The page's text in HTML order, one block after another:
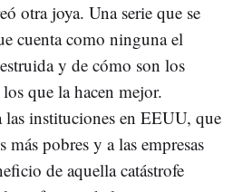
otra joya. Una serie que se
cuenta como ninguna el
y de cómo son los
que la hacen mejor.
las instituciones en EEUU, que
más pobres y a las empresas
de aquella catástrofe